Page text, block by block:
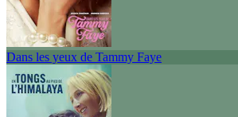
Dans les yeux de Tammy Faye